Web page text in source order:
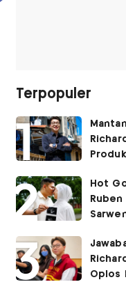
Terpopuler
ke
Hot
Ketiga
Oplos